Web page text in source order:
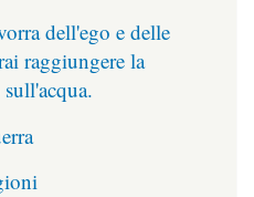
dell'ego e delle
raggiungere la